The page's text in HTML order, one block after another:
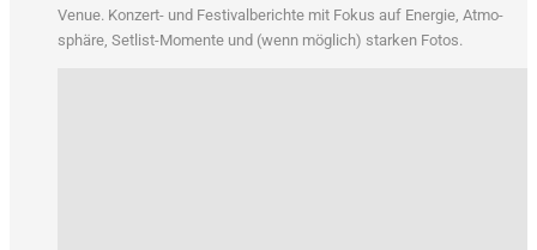
Venue. Kon­zert- und Fes­ti­val­be­rich­te mit Fokus auf Ener­gie, Atmo­
sphä­re, Set­list-Momen­te und (wenn mög­lich) star­ken Fotos.